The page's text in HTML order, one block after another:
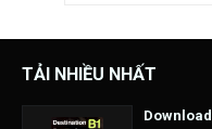
TẢI NHIỀU NHẤT